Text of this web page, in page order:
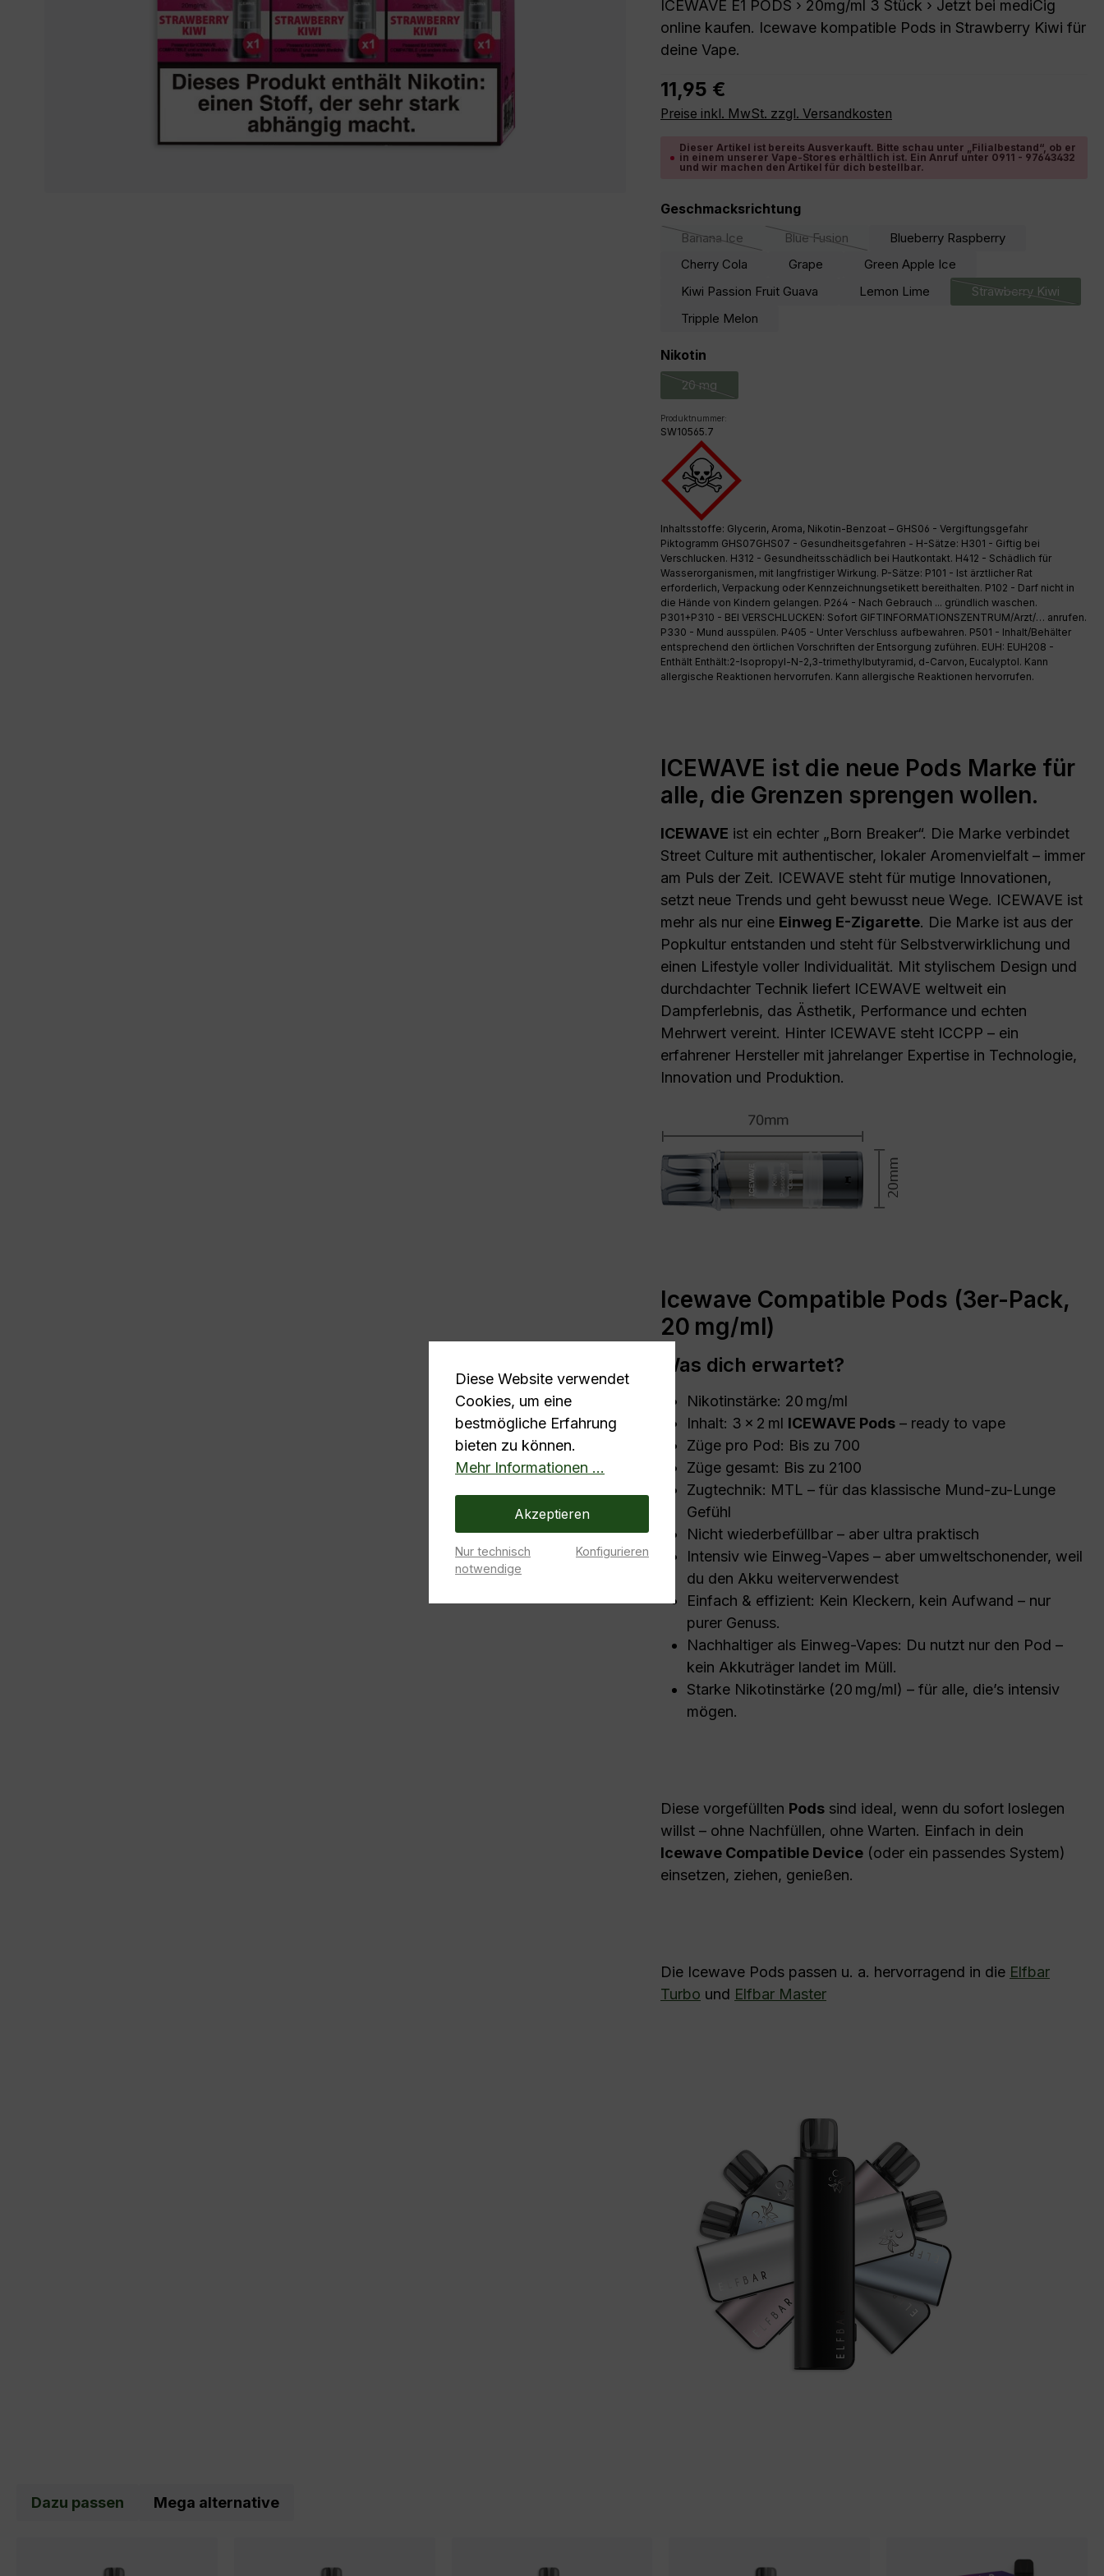
ICEWAVE E1 PODS › 20mg/ml 3 Stück › Jetzt bei mediCig
online kaufen. Icewave kompatible Pods in Strawberry Kiwi für
deine Vape.
Regulärer Preis:
11,95 €
Preise inkl. MwSt. zzgl. Versandkosten
Dieser Artikel ist bereits Ausverkauft. Bitte schau unter „Filialbestand“, ob er
in einem unserer Vape-Stores erhältlich ist. Ein Anruf unter 0911 - 97643432
und wir machen den Artikel für dich bestellbar.
Geschmacksrichtungauswählen
Banana Ice
(Diese Option ist zurzeit nicht verfügbar.)
Blue Fusion
(Diese Option ist zurzeit nicht verfügbar.)
Blueberry Raspberry
Cherry Cola
Grape
Green Apple Ice
Kiwi Passion Fruit Guava
Lemon Lime Strawberry Kiwi
(Diese Option
Tripple Melon
Nikotin
20 mg
(Diese Option ist zurzeit nicht verfügbar.)
Produktnummer:
SW10565.7
Inhaltsstoffe: Glycerin, Aroma, Nikotin-Benzoat – GHS06 - Vergiftungsgefahr
Piktogramm GHS07GHS07 - Gesundheitsgefahren - H-Sätze: H301 - Giftig bei
Verschlucken. H312 - Gesundheitsschädlich bei Hautkontakt. H412 - Schädlich für
Wasserorganismen, mit langfristiger Wirkung. P-Sätze: P101 - Ist ärztlicher Rat
erforderlich, Verpackung oder Kennzeichnungsetikett bereithalten. P102 - Darf nicht in
die Hände von Kindern gelangen. P264 - Nach Gebrauch ... gründlich waschen.
P301+P310 - BEI VERSCHLUCKEN: Sofort GIFTINFORMATIONSZENTRUM/Arzt/… anrufen.
P330 - Mund ausspülen. P405 - Unter Verschluss aufbewahren. P501 - Inhalt/Behälter
entsprechend den örtlichen Vorschriften der Entsorgung zuführen. EUH: EUH208 -
Enthält Enthält:2-Isopropyl-N-2,3-trimethylbutyramid, d-Carvon, Eucalyptol. Kann
allergische Reaktionen hervorrufen. Kann allergische Reaktionen hervorrufen.
ICEWAVE ist die neue Pods Marke für
alle, die Grenzen sprengen wollen.
ICEWAVE ist ein echter „Born Breaker“. Die Marke verbindet
Street Culture mit authentischer, lokaler Aromenvielfalt – immer
am Puls der Zeit. ICEWAVE steht für mutige Innovationen,
setzt neue Trends und geht bewusst neue Wege. ICEWAVE ist
mehr als nur eine Einweg E-Zigarette. Die Marke ist aus der
Popkultur entstanden und steht für Selbstverwirklichung und
einen Lifestyle voller Individualität. Mit stylischem Design und
durchdachter Technik liefert ICEWAVE weltweit ein
Dampferlebnis, das Ästhetik, Performance und echten
Mehrwert vereint. Hinter ICEWAVE steht ICCPP – ein
erfahrener Hersteller mit jahrelanger Expertise in Technologie,
Innovation und Produktion.
Icewave Compatible Pods (3er-Pack,
20 mg/ml)
Was dich erwartet?
Nikotinstärke: 20 mg/ml
Inhalt: 3 × 2 ml ICEWAVE Pods – ready to vape
Züge pro Pod: Bis zu 700
Züge gesamt: Bis zu 2100
Zugtechnik: MTL – für das klassische Mund-zu-Lunge
Gefühl
Nicht wiederbefüllbar – aber ultra praktisch
Intensiv wie Einweg-Vapes – aber umweltschonender, weil
du den Akku weiterverwendest
Einfach & effizient: Kein Kleckern, kein Aufwand – nur
purer Genuss.
Nachhaltiger als Einweg-Vapes: Du nutzt nur den Pod –
kein Akkuträger landet im Müll.
Starke Nikotinstärke (20 mg/ml) – für alle, die’s intensiv
mögen.
Diese vorgefüllten Pods sind ideal, wenn du sofort loslegen
willst – ohne Nachfüllen, ohne Warten. Einfach in dein
Icewave Compatible Device (oder ein passendes System)
einsetzen, ziehen, genießen.
Die Icewave Pods passen u. a. hervorragend in die Elfbar
Turbo und Elfbar Master
Dazu passen Mega alternative
Diese Website verwendet
Cookies, um eine
bestmögliche Erfahrung
bieten zu können.
Mehr Informationen ...
Akzeptieren
Nur technisch
notwendige
Konfigurieren